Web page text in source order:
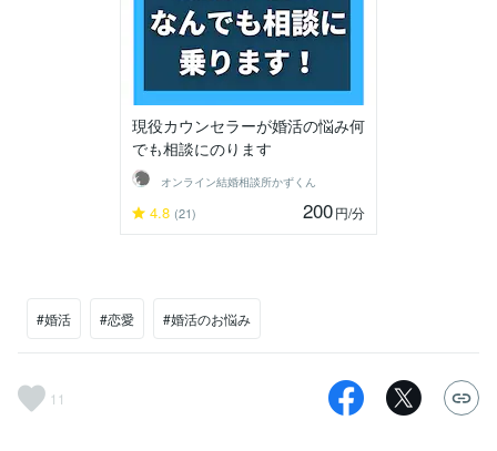
現役カウンセラーが婚活の悩み何
でも相談にのります
オンライン結婚相談所かずくん
4.8 (21) 200円/分
#婚活 #恋愛 #婚活のお悩み
11